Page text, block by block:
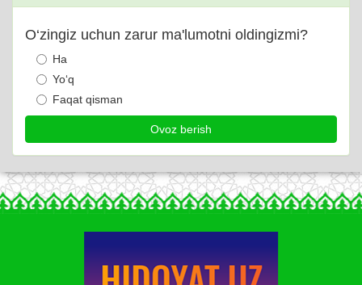
O‘zingiz uchun zarur ma'lumotni oldingizmi?
Ha
Yo‘q
Faqat qisman